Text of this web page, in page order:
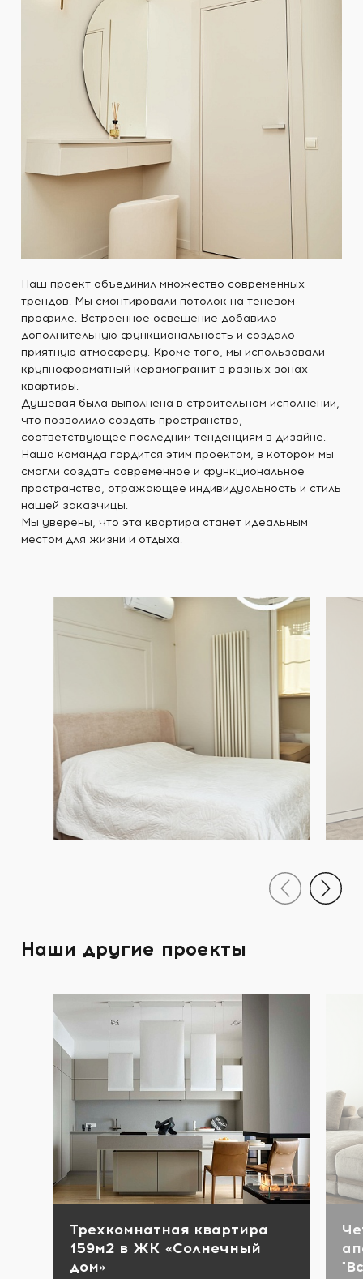
Наш проект объединил множество современных
трендов. Мы смонтировали потолок на теневом
профиле. Встроенное освещение добавило
дополнительную функциональность и создало
приятную атмосферу. Кроме того, мы использовали
крупноформатный керамогранит в разных зонах
квартиры.
Душевая была выполнена в строительном исполнении,
что позволило создать пространство,
соответствующее последним тенденциям в дизайне.
Наша команда гордится этим проектом, в котором мы
смогли создать современное и функциональное
пространство, отражающее индивидуальность и стиль
нашей заказчицы.
Мы уверены, что эта квартира станет идеальным
местом для жизни и отдыха.
Наши другие проекты
Трехкомнатная квартира
159м2 в ЖК «Солнечный
дом»